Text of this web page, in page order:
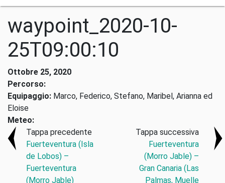
waypoint_2020-10-
25T09:00:10
Ottobre 25, 2020
Percorso:
Equipaggio: Marco, Federico, Stefano, Maribel, Arianna ed
Eloise
Meteo:
Tappa precedente
Fuerteventura (Isla
de Lobos) –
Fuerteventura
(Morro Jable)
Tappa successiva
Fuerteventura
(Morro Jable) –
Gran Canaria (Las
Palmas, Muelle